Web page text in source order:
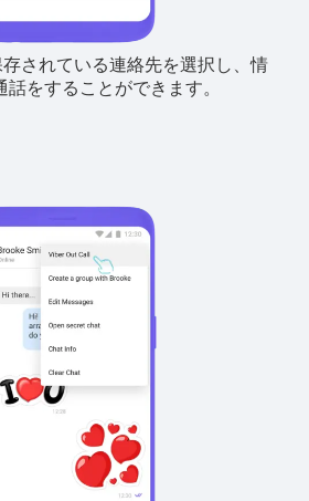
されている連絡先を選択し、情
をすることができます。